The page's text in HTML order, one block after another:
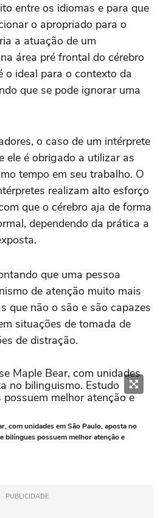
entre os idiomas e para que
o apropriado para o
a atuação de um
área pré frontal do cérebro
o ideal para o contexto da
que se pode ignorar uma
o caso de um intérprete
ele é obrigado a utilizar as
tempo em seu trabalho. O
realizam alto esforço
que o cérebro aja de forma
dependendo da prática a
que uma pessoa
de atenção muito mais
que não o são e são capazes
situações de tomada de
de distração.
com unidades em São Paulo, aposta no
bilíngues possuem melhor atenção e
PUBLICIDADE